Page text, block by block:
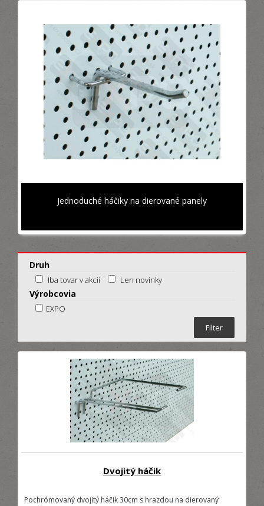
Jednoduché háčiky na dierované panely
Druh
Iba tovar v akcii Len novinky
Výrobcovia
EXPO
Dvojitý háčik
Pochrómovaný dvojitý háčik 30cm s hrazdou na dierovaný